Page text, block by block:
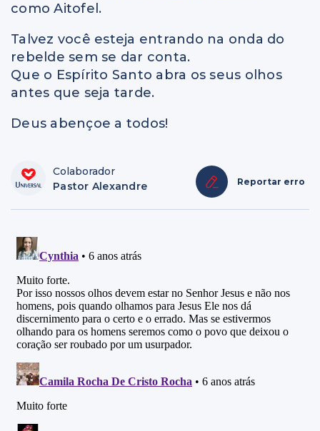
como Aitofel.
Talvez você esteja entrando na onda do
rebelde sem se dar conta.
Que o Espírito Santo abra os seus olhos
antes que seja tarde.
Deus abençoe a todos!
Colaborador
Pastor Alexandre
Reportar erro